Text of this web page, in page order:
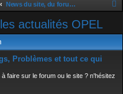
News du site, du forum et les actualités OPEL
h
actualités OPEL
Problèmes et tout ce qui
faire sur le forum ou le site ? n'hésitez